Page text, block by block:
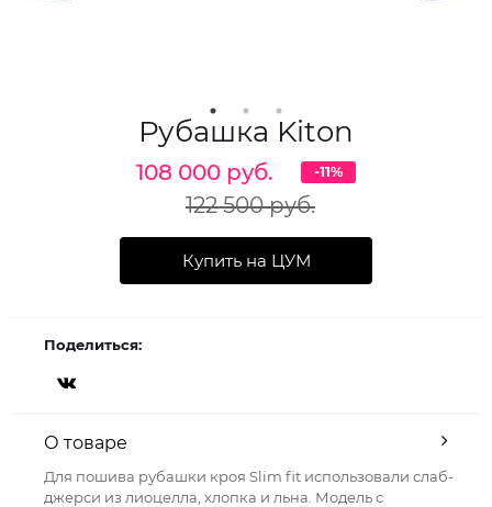
Рубашка Kiton
108 000 руб.
122 500 руб.
-11%
Купить на ЦУМ
Поделиться:
О товаре
Для пошива рубашки кроя Slim fit использовали слаб-
джерси из лиоцелла, хлопка и льна. Модель с